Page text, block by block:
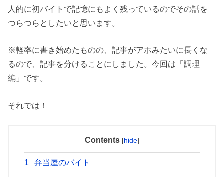
人的に初バイトで記憶にもよく残っているのでその話を
つらつらとしたいと思います。
※軽率に書き始めたものの、記事がアホみたいに長くな
るので、記事を分けることにしました。今回は「調理
編」です。
それでは！
Contents [hide]
1 弁当屋のバイト